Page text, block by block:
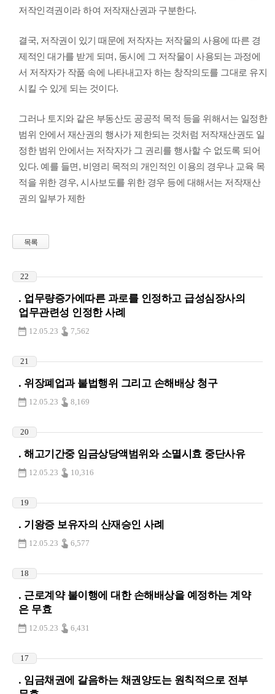
저작인격권이라 하여 저작재산권과 구분한다.
결국, 저작권이 있기 때문에 저작자는 저작물의 사용에 따른 경
제적인 대가를 받게 되며, 동시에 그 저작물이 사용되는 과정에
서 저작자가 작품 속에 나타내고자 하는 창작의도를 그대로 유지
시킬 수 있게 되는 것이다.
그러나 토지와 같은 부동산도 공공적 목적 등을 위해서는 일정한
범위 안에서 재산권의 행사가 제한되는 것처럼 저작재산권도 일
정한 범위 안에서는 저작자가 그 권리를 행사할 수 없도록 되어
있다. 예를 들면, 비영리 목적의 개인적인 이용의 경우나 교육 목
적을 위한 경우, 시사보도를 위한 경우 등에 대해서는 저작재산
권의 일부가 제한
목록
22
. 업무량증가에따른 과로를 인정하고 급성심장사의
업무관련성 인정한 사례
12.05.23 7,562
21
. 위장폐업과 불법행위 그리고 손해배상 청구
12.05.23 8,169
20
. 해고기간중 임금상당액범위와 소멸시효 중단사유
12.05.23 10,316
19
. 기왕증 보유자의 산재승인 사례
12.05.23 6,577
18
. 근로계약 불이행에 대한 손해배상을 예정하는 계약
은 무효
12.05.23 6,431
17
. 임금채권에 갈음하는 채권양도는 원칙적으로 전부